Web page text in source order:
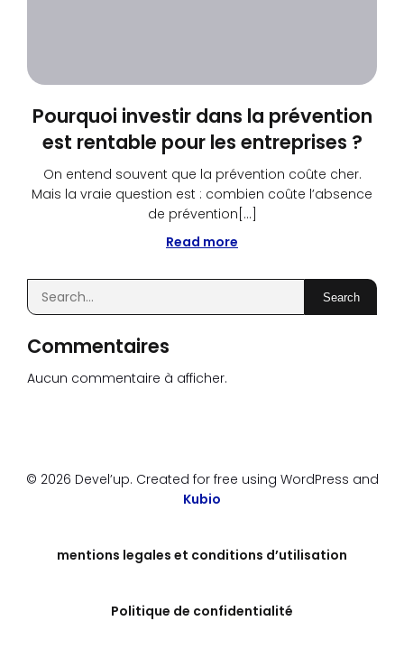
Pourquoi investir dans la prévention
est rentable pour les entreprises ?
On entend souvent que la prévention coûte cher.
Mais la vraie question est : combien coûte l’absence
de prévention[…]
Read more
Search
Commentaires
Aucun commentaire à afficher.
© 2026 Devel’up. Created for free using WordPress and
Kubio
mentions legales et conditions d’utilisation
Politique de confidentialité